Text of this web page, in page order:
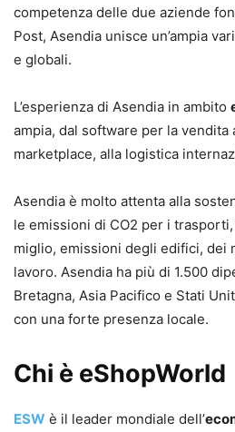
competenza delle due aziende
Post, Asendia unisce un’ampia
e globali.
L’esperienza di Asendia in ambito
ampia, dal software per la vendita
marketplace, alla logistica
Asendia è molto attenta alla
le emissioni di CO2 per i
miglio, emissioni degli edifici, dei
lavoro. Asendia ha più di 1.500
Bretagna, Asia Pacifico e Stati
con una forte presenza locale.
Chi è eShopWorld
ESW è il leader mondiale dell’